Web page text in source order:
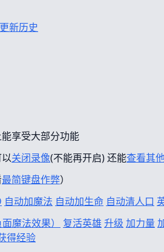
更新历史
享受大部分功能
关闭录像(不能再开启) 还能查看其
最简键盘作弊）
自动加魔法 自动加生命 自动清人口
魔法效果） 复活英雄 升级 加力量
得经验